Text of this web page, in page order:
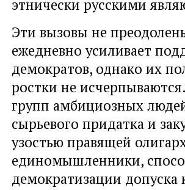
этнически русскими
Эти вызовы не
ежедневно усиливает
демократов, однако их
ростки не
групп амбициозных
сырьевого придатка и
узостью правящей
единомышленники,
демократизации допуска